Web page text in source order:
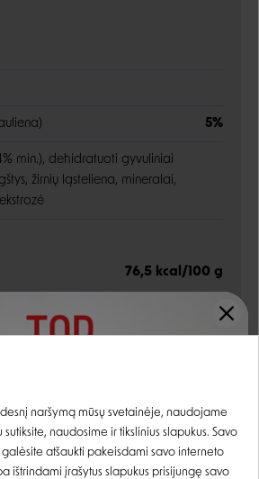
5%
min.), dehidratuoti gyvuliniai
žirnių ląsteliena, mineralai,
76,5 kcal/100 g
5%
0,8%
Registruotis
naršymą mūsų svetainėje, naudojame
sutiksite, naudosime ir tikslinius slapukus. Savo
atšaukti pakeisdami savo interneto
ištrindami įrašytus slapukus prisijungę savo